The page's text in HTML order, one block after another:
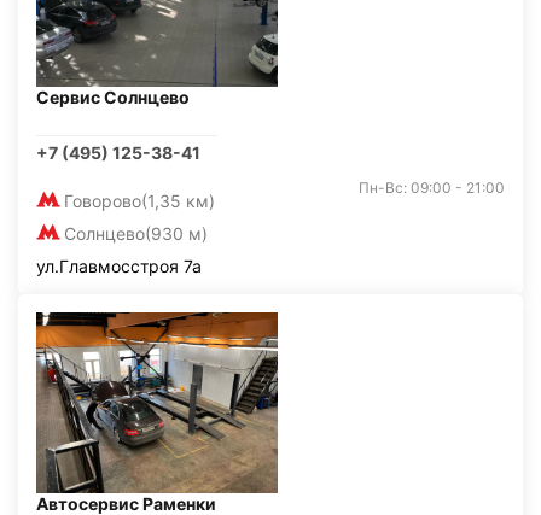
Сервис Солнцево
+7 (495) 125-38-41
Говорово(1,35 км)
Солнцево(930 м)
Пн-Вс: 09:00 - 21:00
ул.Главмосстроя 7а
Автосервис Раменки